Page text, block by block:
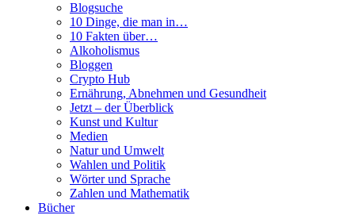
Blogsuche
10 Dinge, die man in…
10 Fakten über…
Alkoholismus
Bloggen
Crypto Hub
Ernährung, Abnehmen und Gesundheit
Jetzt – der Überblick
Kunst und Kultur
Medien
Natur und Umwelt
Wahlen und Politik
Wörter und Sprache
Zahlen und Mathematik
Bücher